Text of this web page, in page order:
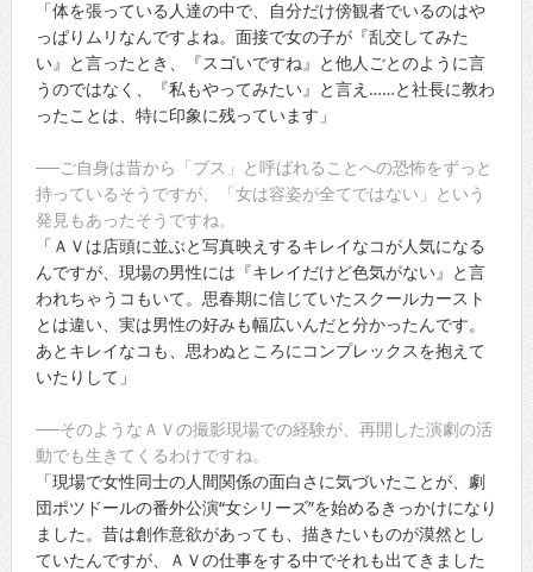
「体を張っている人達の中で、自分だけ傍観者でいるのはや
っぱりムリなんですよね。面接で女の子が『乱交してみた
い』と言ったとき、『スゴいですね』と他人ごとのように言
うのではなく、『私もやってみたい』と言え……と社長に教わ
ったことは、特に印象に残っています」
──ご自身は昔から「ブス」と呼ばれることへの恐怖をずっと
持っているそうですが、「女は容姿が全てではない」という
発見もあったそうですね。
「ＡＶは店頭に並ぶと写真映えするキレイなコが人気になる
んですが、現場の男性には『キレイだけど色気がない』と言
われちゃうコもいて。思春期に信じていたスクールカースト
とは違い、実は男性の好みも幅広いんだと分かったんです。
あとキレイなコも、思わぬところにコンプレックスを抱えて
いたりして」
──そのようなＡＶの撮影現場での経験が、再開した演劇の活
動でも生きてくるわけですね。
「現場で女性同士の人間関係の面白さに気づいたことが、劇
団ポツドールの番外公演“女シリーズ”を始めるきっかけになり
ました。昔は創作意欲があっても、描きたいものが漠然とし
ていたんですが、ＡＶの仕事をする中でそれも出てきました